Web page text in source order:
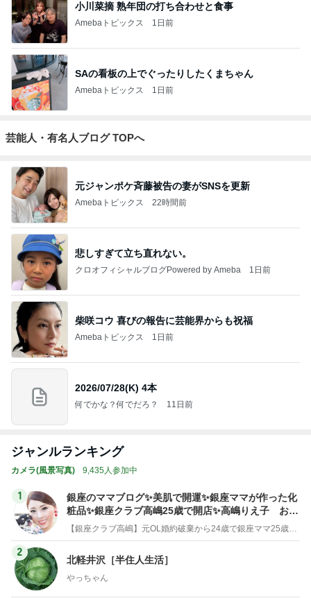
小川菜摘 熟年団の打ち合わせと食事
Amebaトピックス 1日前
SAの看板の上でぐったりしたくまちゃん
Amebaトピックス 1日前
芸能人・有名人ブログ TOPへ
元ジャンポケ斉藤被告の妻がSNSを更新
Amebaトピックス 22時間前
悲しすぎて立ち直れない。
クロオフィシャルブログPowered by Ameba 1日前
柴咲コウ 喜びの報告に芸能界からも祝福
Amebaトピックス 1日前
2026/07/28(K) 4本
何でかな？何でだろ？ 11日前
ジャンルランキング
カメラ(風景写真) 9,435人参加中
1
銀座のママブログ✨美肌で開運✨銀座ママが作った化
粧品✨銀座クラブ高嶋25歳で開店✨高嶋りえ子 お着
物でエルメス バーキン コーデ
【銀座クラブ高嶋】元OL婚約破棄から24歳で銀座ママ25歳でオーナーママ銀座 美肌で開運♡パワースポット巡り高嶋りえ子ブログ
2
北軽井沢［半住人生活］
やっちゃん